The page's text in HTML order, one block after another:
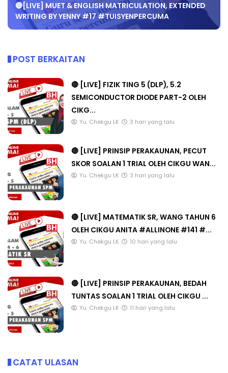
🔴[LIVE] MUET & ENGLISH MATRICULATION, EXTENDED
WRITING BY YENNY #17 #TUISYENPERCUMA
POST BERKAITAN
🔴 [LIVE] FIZIK TING 5 (DLP), 5.2
SEMICONDUCTOR DIODE PART-2 OLEH
CIKG...
Yu. Chekgu LK 3 hari yang lalu
🔴 [LIVE] PRINSIP PERAKAUNAN, PECUT
SKOR SOALAN 1 TRIAL OLEH CIKGU WAN...
Yu. Chekgu LK 3 hari yang lalu
🔴 [LIVE] MATEMATIK SR, WANG TAHUN 6
OLEH CIKGU ANITA #ALLINONE #141 #...
Yu. Chekgu LK 10 hari yang lalu
🔴 [LIVE] PRINSIP PERAKAUNAN, BEDAH
TUNTAS SOALAN 1 TRIAL OLEH CIKGU ...
Yu. Chekgu LK 11 hari yang lalu
CATAT ULASAN